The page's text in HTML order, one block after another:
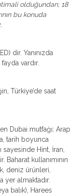
olduğundan; 18
bu konuda
dir. Yanınızda
vardır.
Türkiye’de saat
Dubai mutfağı; Arap
tarih boyunca
Hint, İran,
kullanımının
deniz ürünleri,
yer almaktadır.
balık), Harees